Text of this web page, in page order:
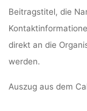
Beitragstitel, die
direkt an die
werden.
Auszug aus dem